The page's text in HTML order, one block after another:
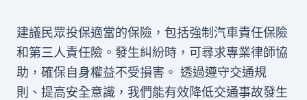
建議民眾投保適當的保險，包括強制汽車責任保險
和第三人責任險。發生糾紛時，可尋求專業律師協
助，確保自身權益不受損害。 透過遵守交通規
則、提高安全意識，我們能有效降低交通事故發生